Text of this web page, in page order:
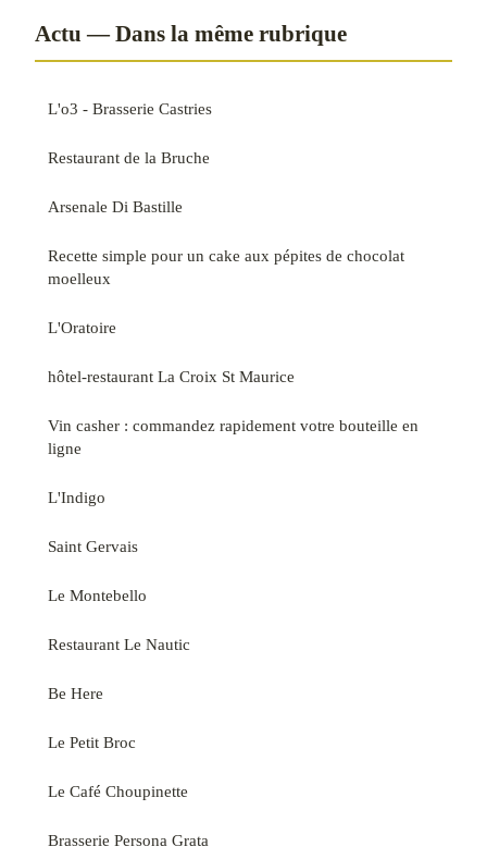
Actu — Dans la même rubrique
L'o3 - Brasserie Castries
Restaurant de la Bruche
Arsenale Di Bastille
Recette simple pour un cake aux pépites de chocolat
moelleux
L'Oratoire
hôtel-restaurant La Croix St Maurice
Vin casher : commandez rapidement votre bouteille en
ligne
L'Indigo
Saint Gervais
Le Montebello
Restaurant Le Nautic
Be Here
Le Petit Broc
Le Café Choupinette
Brasserie Persona Grata